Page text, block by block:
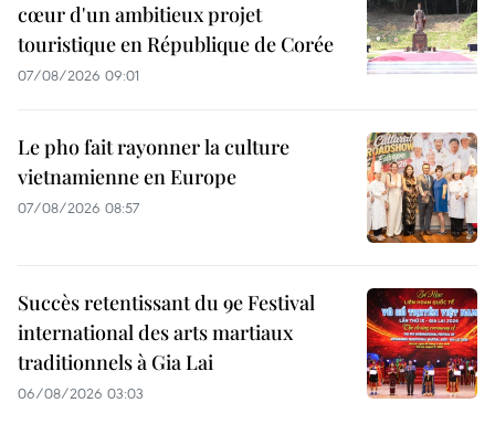
cœur d'un ambitieux projet
touristique en République de Corée
07/08/2026 09:01
Le pho fait rayonner la culture
vietnamienne en Europe
07/08/2026 08:57
Succès retentissant du 9e Festival
international des arts martiaux
traditionnels à Gia Lai
06/08/2026 03:03